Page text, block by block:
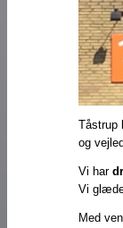
Tåstrup
og
Vi har
Vi
Med